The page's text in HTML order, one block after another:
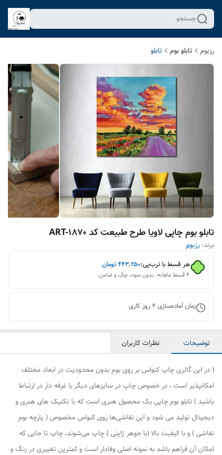
جستجو
رزبوم تابلو بوم تابلو
تابلو بوم چاپی لاویا طرح طبیعت کد ART-1870
برند: رزبوم
هر قسط با ترب‌پی:۴۴۳٬۲۵۰تومان
۴ قسط ماهانه. بدون سود، چک و ضامن.
زمان آماده‌سازی4روز کاری
توضیحات نظرات کاربران
( در این گالری چاپ کنواس بر روی بوم بدون محدودیت در ابعاد مختلف
امکانپذیر است ، در خصوص چاپ در سایزهای دیگر با غرفه دار در ارتباط
باشید ) تابلو بوم چاپی یک محصول هنری است که با تکنیک های هنری و
دیجیتال تولید می شود و این نقاشی‌ها روی کنواس مخصوص ( پارچه بوم
نقاشی ) و با کیفیت بالا (با جوهر ژاپنی ) چاپ می‌شوند، چاپ تا جایی که
امکان آن فراهم باشد به نمونه اصلی وفادار است و کمترین تغییری در رنگ و